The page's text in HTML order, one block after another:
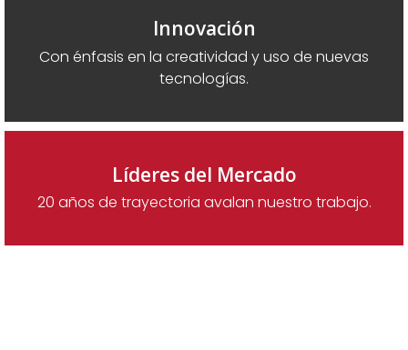
Innovación
Con énfasis en la creatividad y uso de nuevas
tecnologías.
Líderes del Mercado
20 años de trayectoria avalan nuestro trabajo.